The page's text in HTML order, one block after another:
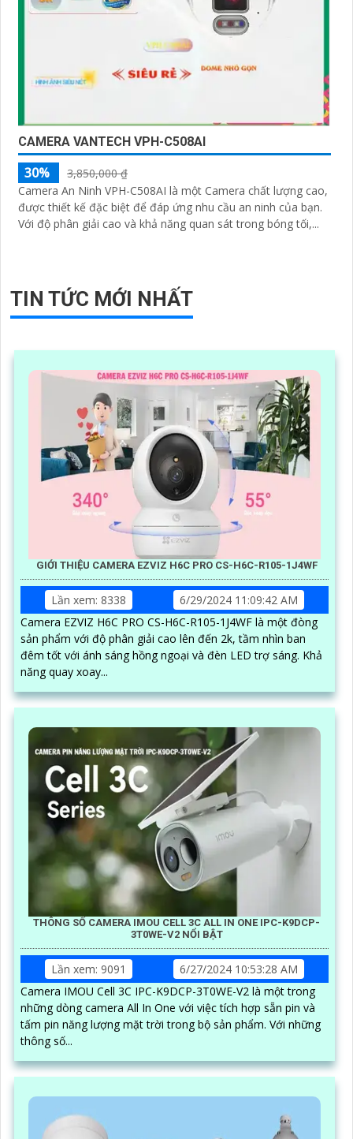
CAMERA VANTECH VPH-C508AI
30%
3,850,000 ₫
Camera An Ninh VPH-C508AI là một Camera chất lượng cao,
được thiết kế đặc biệt để đáp ứng nhu cầu an ninh của bạn.
Với độ phân giải cao và khả năng quan sát trong bóng tối,...
TIN TỨC MỚI NHẤT
GIỚI THIỆU CAMERA EZVIZ H6C PRO CS-H6C-R105-1J4WF
Lần xem: 8338
6/29/2024 11:09:42 AM
Camera EZVIZ H6C PRO CS-H6C-R105-1J4WF là một đòng
sản phẩm với độ phân giải cao lên đến 2k, tầm nhìn ban
đêm tốt với ánh sáng hồng ngoại và đèn LED trợ sáng. Khả
năng quay xoay...
THÔNG SỐ CAMERA IMOU CELL 3C ALL IN ONE IPC-K9DCP-
3T0WE-V2 NỔI BẬT
Lần xem: 9091
6/27/2024 10:53:28 AM
Camera IMOU Cell 3C IPC-K9DCP-3T0WE-V2 là một trong
những dòng camera All In One với việc tích hợp sẵn pin và
tấm pin năng lượng mặt trời trong bộ sản phẩm. Với những
thông số...